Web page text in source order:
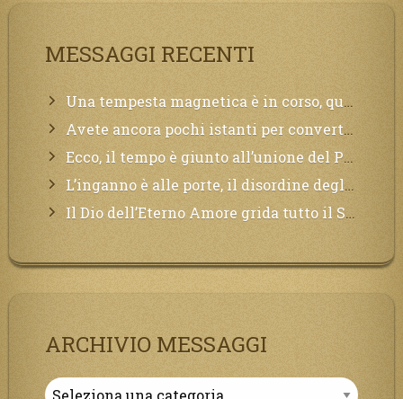
MESSAGGI RECENTI
Una tempesta magnetica è in corso, questa generazione patirà. Il black out non tarderà ad arrivare e tutta la Terra sarà oscurata.
Avete ancora pochi istanti per convertirvi, non perdete tempo, la sciagura arriverà all’improvviso e per chi non si sarà preparato saranno dolori.
Ecco, il tempo è giunto all’unione del Padre con il figlio, non avete che da attendere pochissimo.
L’inganno è alle porte, il disordine degli ordinati urlerà perdono, ma sarà troppo tardi, il tradimento è stato grande!
Il Dio dell’Eterno Amore grida tutto il Suo bene per i Suoi,richiama a Sé i lontani, affinché si pentano e tornino a Lui:
ARCHIVIO MESSAGGI
Archivio